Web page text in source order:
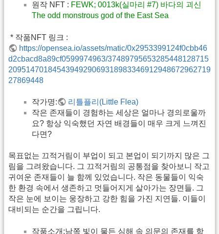
원작 NFT : FEWK; 0013k(실마리 #7) 바다의 괴신
The odd monstrous god of the East Sea
 * 작품NFT 링크 :
https://opensea.io/assets/matic/0x2953399124f0cbb46
d2cbacd8a89cf0599974963/37489795653285448128715
2095147018454394929069318983346912948672962719
27869448
작가명:
리틀플리(Little Flea)
작은 존재들이 경험하는 세상은 얼마나 경의로울까
요? 항상 익숙했던 자연 배경들이 매우 크게 느껴진
다면?
목표없는 끄적거림이 부업이 되고 본업이 되기까지 많은 그
림을 그려왔습니다. 그 끄적거림의 공통점을 찾아보니 작고
귀여운 존재들이 늘 함께 있었습니다. 작은 동물들이 익숙
한 환경 속에서 생존하고 멋들어지게 살아가는 장면들. 그
작은 눈에 보이는 웅장하고 강한 힘을 가진 지연들. 이들이
대비되는 순간을 그립니다.
작품소개:남쪽 빛이 물든 심해 속 의문의 존재를 항